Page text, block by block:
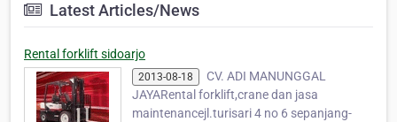
Latest Articles/News
Rental forklift sidoarjo
2013-08-18
CV. ADI MANUNGGAL
JAYARental forklift,crane dan jasa
maintenancejl.turisari 4 no 6 sepanjang-